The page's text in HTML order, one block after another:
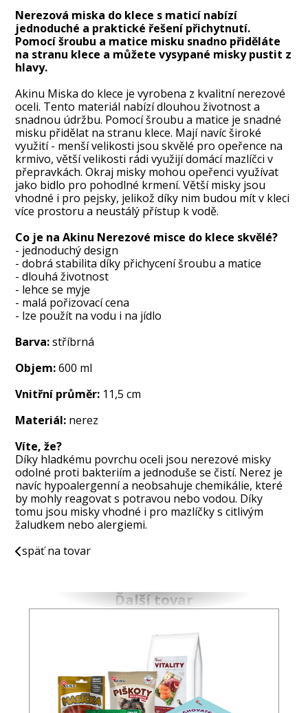
Nerezová miska do klece s maticí nabízí
jednoduché a praktické řešení přichytnutí.
Pomocí šroubu a matice misku snadno přiděláte
na stranu klece a můžete vysypané misky pustit z
hlavy.
Akinu Miska do klece je vyrobena z kvalitní nerezové
oceli. Tento materiál nabízí dlouhou životnost a
snadnou údržbu. Pomocí šroubu a matice je snadné
misku přidělat na stranu klece. Mají navíc široké
využití - menší velikosti jsou skvělé pro opeřence na
krmivo, větší velikosti rádi využijí domácí mazlíčci v
přepravkách. Okraj misky mohou opeřenci využívat
jako bidlo pro pohodlné krmení. Větší misky jsou
vhodné i pro pejsky, jelikož díky nim budou mít v kleci
více prostoru a neustálý přístup k vodě.
Co je na Akinu Nerezové misce do klece skvělé?
- jednoduchý design
- dobrá stabilita díky přichycení šroubu a matice
- dlouhá životnost
- lehce se myje
- malá pořizovací cena
- lze použít na vodu i na jídlo
Barva:stříbrná
Objem:600 ml
Vnitřní průměr: 11,5 cm
Materiál: nerez
Víte, že?
Díky hladkému povrchu oceli jsou nerezové misky
odolné proti bakteriím a jednoduše se čistí. Nerez je
navíc hypoalergenní a neobsahuje chemikálie, které
by mohly reagovat s potravou nebo vodou. Díky
tomu jsou misky vhodné i pro mazlíčky s citlivým
žaludkem nebo alergiemi.
späť na tovar
Ďalší tovar